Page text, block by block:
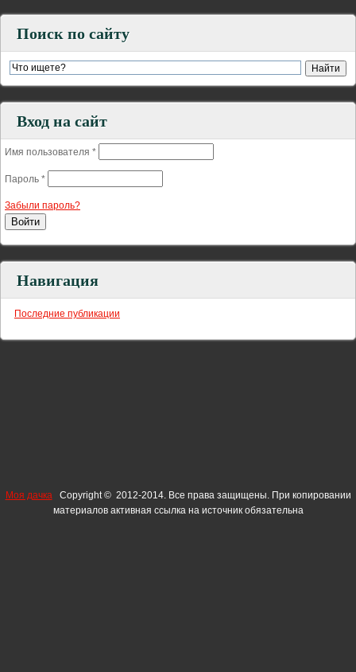
Поиск по сайту
Вход на сайт
Имя пользователя *
Пароль *
Забыли пароль?
Навигация
Последние публикации
Моя дачка
Copyright © 2012-2014. Все права защищены. При копировании
материалов активная ссылка на источник обязательна